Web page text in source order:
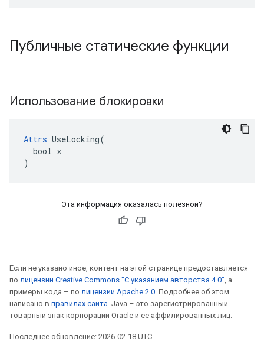
Публичные статические функции
Использование блокировки
Attrs UseLocking(
  bool x
)
Эта информация оказалась полезной?
Если не указано иное, контент на этой странице предоставляется
по лицензии Creative Commons "С указанием авторства 4.0", а
примеры кода – по лицензии Apache 2.0. Подробнее об этом
написано в правилах сайта. Java – это зарегистрированный
товарный знак корпорации Oracle и ее аффилированных лиц.
Последнее обновление: 2026-02-18 UTC.